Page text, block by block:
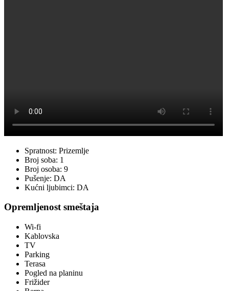
Spratnost: Prizemlje
Broj soba: 1
Broj osoba: 9
Pušenje: DA
Kućni ljubimci: DA
Opremljenost smeštaja
Wi-fi
Kablovska
TV
Parking
Terasa
Pogled na planinu
Frižider